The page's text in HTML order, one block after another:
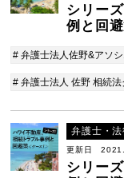
シリー
例と回
# 弁護士法人佐野&アソ
# 弁護士法人 佐野 相続
弁護士・法
更新日
シリー